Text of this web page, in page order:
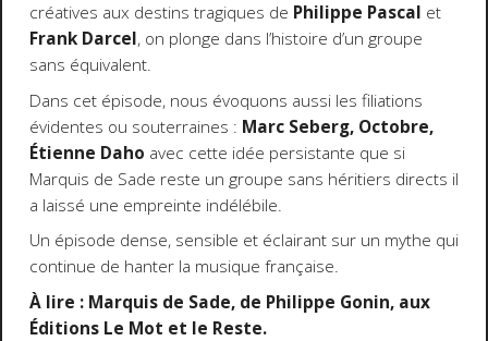
créatives aux destins tragiques de Philippe Pascal et
Frank Darcel, on plonge dans l’histoire d’un groupe
sans équivalent.
Dans cet épisode, nous évoquons aussi les filiations
évidentes ou souterraines : Marc Seberg, Octobre,
Étienne Daho avec cette idée persistante que si
Marquis de Sade reste un groupe sans héritiers directs il
a laissé une empreinte indélébile.
Un épisode dense, sensible et éclairant sur un mythe qui
continue de hanter la musique française.
À lire : Marquis de Sade, de Philippe Gonin, aux
Éditions Le Mot et le Reste.